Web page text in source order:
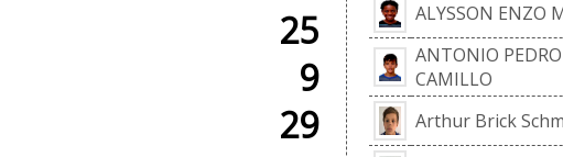
25
9
29
ALYSSON ENZO
ANTONIO
CAMILLO
Arthur Brick